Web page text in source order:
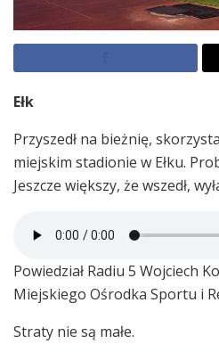
Ełk
Przyszedł na bieżnię,
miejskim stadionie w Ełku.
Jeszcze większy, że wszedł,
Powiedział Radiu 5 Wojciech
Miejskiego Ośrodka Sportu i
Straty nie są małe.